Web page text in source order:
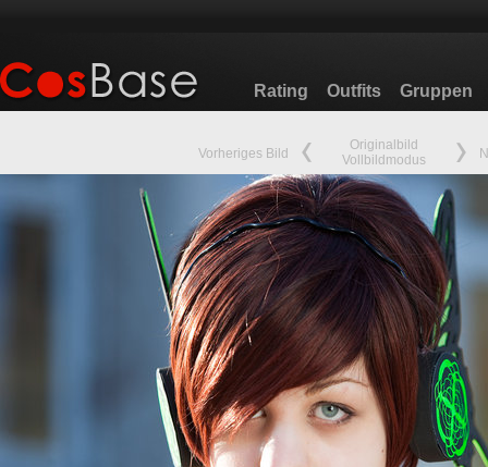
Rating Outfits Gruppen
Vorheriges Bild
Originalbild
Vollbildmodus